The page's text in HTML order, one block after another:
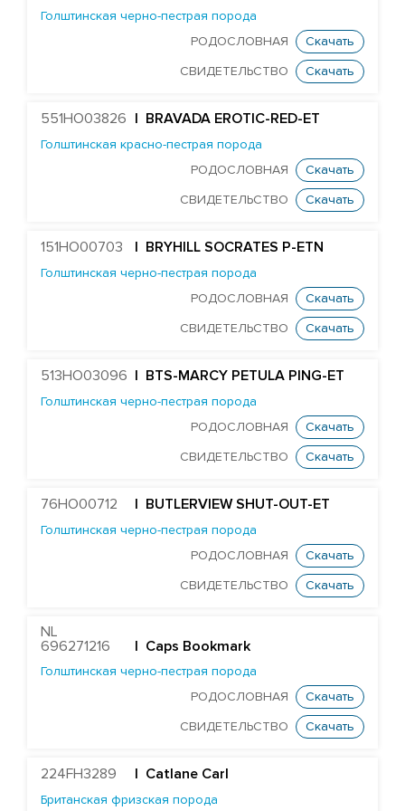
STANTONS SNOWMAN EA COLTON-ET
TJR DIRECTOR CONTROLLER-ET
EDG UNO DAREDEVIL 8369-ET
TJR DUKE DAWSON-ET
MR SUPERHERO DEDICATE-ET
MR OAK DELCO 57279-ET
Farnear Delta-Beta 241-ET
MR UNO DESIGN 1428-ET
ST GEN MT EDGE 67446-ET
STANTONS ELAPSE 6815-ET
T-GEN-AC DIXIE EXPOSURE-ET
FARNEAR-TBR-BH FLAMER-ET
EDG JABIR GAMBLER 57455-ET
EDG TANGO GASKET 57590-ET
ST GENOMICPRO GRANT-ET
FARNEAR HAMMOND-ET
Голштинская черно-пестрая порода
РОДОСЛОВНАЯ
Скачать
СВИДЕТЕЛЬСТВО Скачать
551HO03826 | BRAVADA EROTIC-RED-ET
Голштинская красно-пестрая порода
РОДОСЛОВНАЯ
Скачать
СВИДЕТЕЛЬСТВО Скачать
151HO00703 | BRYHILL SOCRATES P-ETN
Голштинская черно-пестрая порода
РОДОСЛОВНАЯ
Скачать
СВИДЕТЕЛЬСТВО Скачать
513HO03096 | BTS-MARCY PETULA PING-ET
Голштинская черно-пестрая порода
РОДОСЛОВНАЯ
Скачать
СВИДЕТЕЛЬСТВО Скачать
76HO00712 | BUTLERVIEW SHUT-OUT-ET
Голштинская черно-пестрая порода
РОДОСЛОВНАЯ
Скачать
СВИДЕТЕЛЬСТВО Скачать
NL
696271216
| Caps Bookmark
Голштинская черно-пестрая порода
РОДОСЛОВНАЯ
Скачать
СВИДЕТЕЛЬСТВО Скачать
224FH3289 | Catlane Carl
Британская фризская порода